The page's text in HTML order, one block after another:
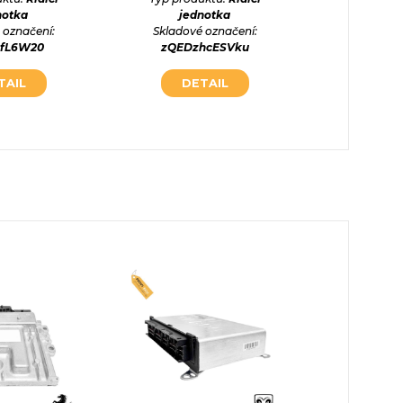
označení:
jednotka
Skladové označení:
zQEDzhcESVku
DETAIL